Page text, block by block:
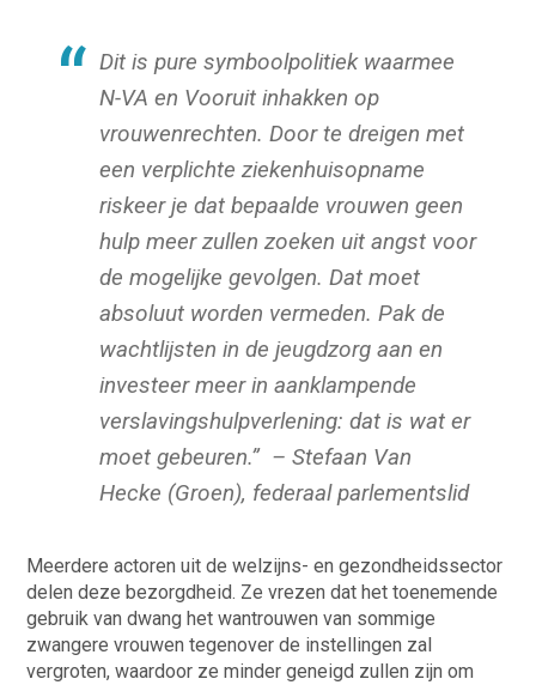
Dit is pure symboolpolitiek waarmee
N-VA en Vooruit inhakken op
vrouwenrechten. Door te dreigen met
een verplichte ziekenhuisopname
riskeer je dat bepaalde vrouwen geen
hulp meer zullen zoeken uit angst voor
de mogelijke gevolgen. Dat moet
absoluut worden vermeden. Pak de
wachtlijsten in de jeugdzorg aan en
investeer meer in aanklampende
verslavingshulpverlening: dat is wat er
moet gebeuren.” – Stefaan Van
Hecke (Groen), federaal parlementslid
Meerdere actoren uit de welzijns- en gezondheidssector
delen deze bezorgdheid. Ze vrezen dat het toenemende
gebruik van dwang het wantrouwen van sommige
zwangere vrouwen tegenover de instellingen zal
vergroten, waardoor ze minder geneigd zullen zijn om